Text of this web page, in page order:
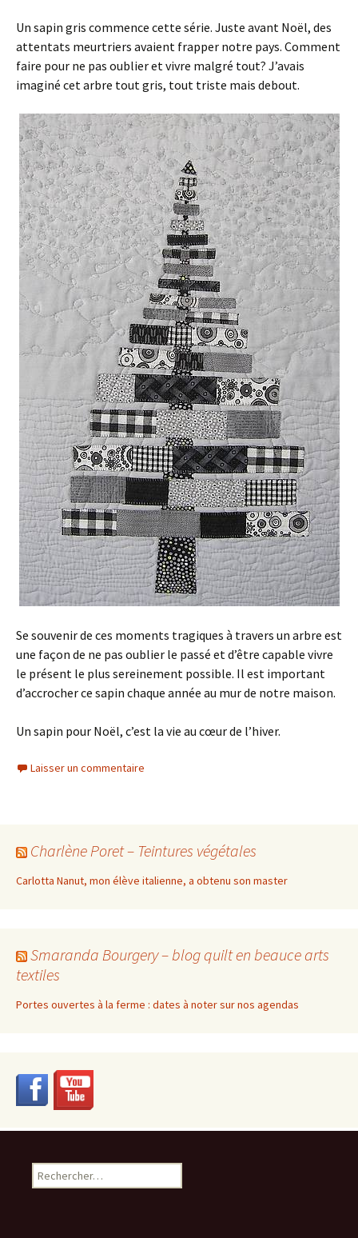
Un sapin gris commence cette série. Juste avant Noël, des
attentats meurtriers avaient frapper notre pays. Comment
faire pour ne pas oublier et vivre malgré tout? J’avais
imaginé cet arbre tout gris, tout triste mais debout.
Se souvenir de ces moments tragiques à travers un arbre est
une façon de ne pas oublier le passé et d’être capable vivre
le présent le plus sereinement possible. Il est important
d’accrocher ce sapin chaque année au mur de notre maison.
Un sapin pour Noël, c’est la vie au cœur de l’hiver.
Laisser un commentaire
Charlène Poret – Teintures végétales
Carlotta Nanut, mon élève italienne, a obtenu son master
Smaranda Bourgery – blog quilt en beauce arts
textiles
Portes ouvertes à la ferme : dates à noter sur nos agendas
Rechercher :